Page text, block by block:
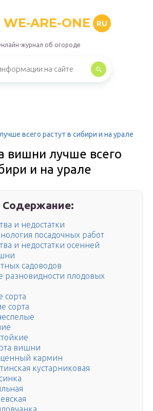
WE-ARE-ONE RU
журнал об огороде
всего растут в сибири и на урале
вишни лучше всего
и на урале
Содержание:
и недостатки
посадочных работ
и недостатки осенней
садоводов
разновидности плодовых
сорта
сорта
вишни
кармин
кустарниковая